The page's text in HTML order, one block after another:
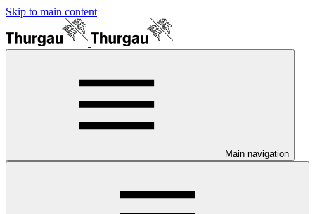
Skip to main content
Main navigation